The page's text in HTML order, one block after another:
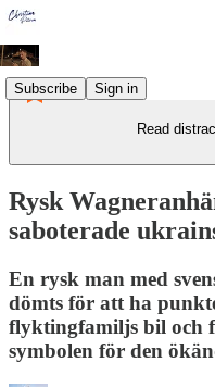
Subscribe Sign in
Read
Rysk
saboterade
En rysk man med
dömts för att ha
flyktingfamiljs bil och
symbolen för den